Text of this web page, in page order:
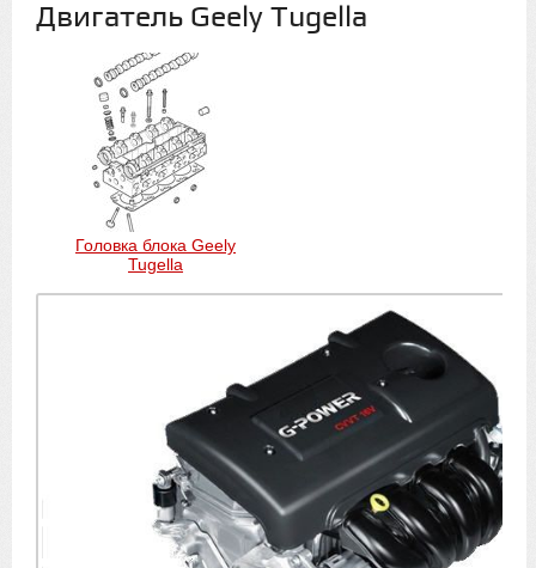
Двигатель Geely Tugella
Головка блока Geely
Tugella